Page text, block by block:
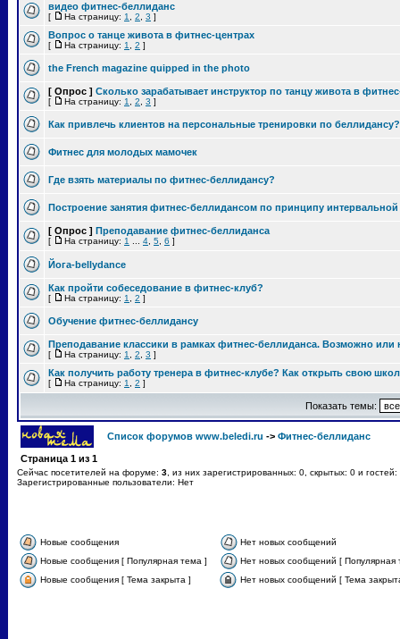
видео фитнес-беллиданс
[ На страницу: 1 2 3 ]
Вопрос о танце живота в фитнес-центрах
[ На страницу: 1 2 ]
the French magazine quipped in the photo
[ Опрос ] Сколько зарабатывает инструктор по танцу живота в
[ На страницу: 1 2 3 ]
Как привлечь клиентов на персональные тренировки по беллидансу?
Фитнес для молодых мамочек
Где взять материалы по фитнес-беллидансу?
Построение занятия фитнес-беллидансом по принципу
[ Опрос ] Преподавание фитнес-беллиданса
[ На страницу: 1 4 5 6 ]
Йога-bellydance
Как пройти собеседование в фитнес-клуб?
[ На страницу: 1 2 ]
Обучение фитнес-беллидансу
Преподавание классики в рамках фитнес-беллиданса. Возможно или
[ На страницу: 1 2 3 ]
Как получить работу тренера в фитнес-клубе? Как открыть свою
[ На страницу: 1 2 ]
Показать темы:
Список форумов www.beledi.ru -> Фитнес-беллиданс
Страница 1 из 1
Сейчас посетителей на форуме: 3 , из них зарегистрированных: 0, скрытых: 0 и
Зарегистрированные пользователи: Нет
Новые сообщения
Нет новых сообщений
Новые сообщения [ Популярная тема ]
Нет новых сообщений [ Популярная
Новые сообщения [ Тема закрыта ]
Нет новых сообщений [ Тема